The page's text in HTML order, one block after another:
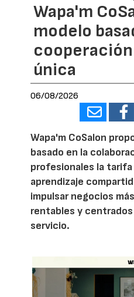
Wapa'm
modelo
única
06/08/2026
Wapa'm CoSalon
basado en la
profesionales la tarifa
aprendizaje
impulsar negocios
rentables y
servicio.